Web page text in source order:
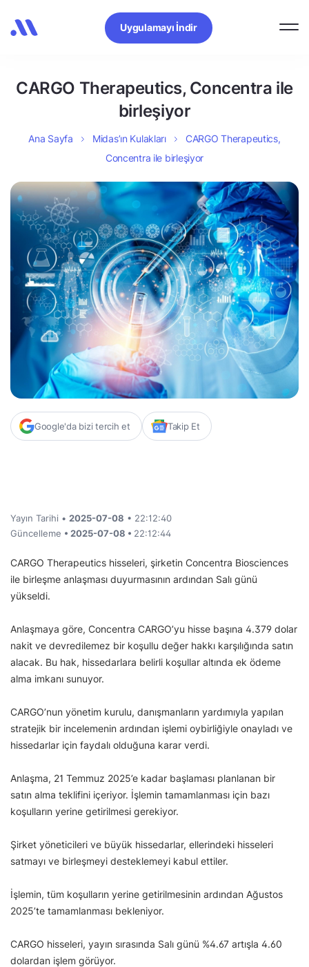
Uygulamayı İndir
CARGO Therapeutics, Concentra ile
birleşiyor
Ana Sayfa Midas’ın Kulakları
CARGO Therapeutics,
Concentra ile birleşiyor
Google'da bizi tercih et Takip Et
Yayın Tarihi • 2025-07-08 • 22:12:40
Güncelleme • 2025-07-08 • 22:12:44
CARGO Therapeutics hisseleri, şirketin Concentra Biosciences
ile birleşme anlaşması duyurmasının ardından Salı günü
yükseldi.
Anlaşmaya göre, Concentra CARGO’yu hisse başına 4.379 dolar
nakit ve devredilemez bir koşullu değer hakkı karşılığında satın
alacak. Bu hak, hissedarlara belirli koşullar altında ek ödeme
alma imkanı sunuyor.
CARGO’nun yönetim kurulu, danışmanların yardımıyla yapılan
stratejik bir incelemenin ardından işlemi oybirliğiyle onayladı ve
hissedarlar için faydalı olduğuna karar verdi.
Anlaşma, 21 Temmuz 2025’e kadar başlaması planlanan bir
satın alma teklifini içeriyor. İşlemin tamamlanması için bazı
koşulların yerine getirilmesi gerekiyor.
Şirket yöneticileri ve büyük hissedarlar, ellerindeki hisseleri
satmayı ve birleşmeyi desteklemeyi kabul ettiler.
İşlemin, tüm koşulların yerine getirilmesinin ardından Ağustos
2025’te tamamlanması bekleniyor.
CARGO hisseleri, yayın sırasında Salı günü %4.67 artışla 4.60
dolardan işlem görüyor.